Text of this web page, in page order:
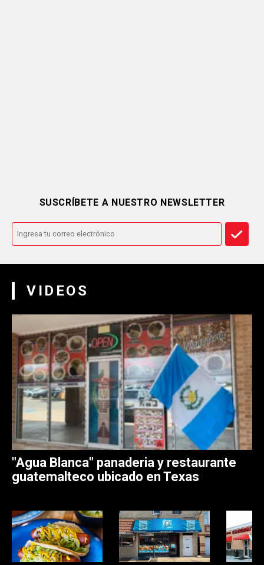
SUSCRÍBETE A NUESTRO NEWSLETTER
VIDEOS
"Agua Blanca" panaderia y restaurante
guatemalteco ubicado en Texas